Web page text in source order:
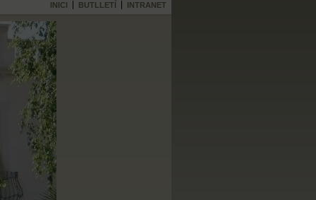
INICI BUTLLETÍ INTRANET